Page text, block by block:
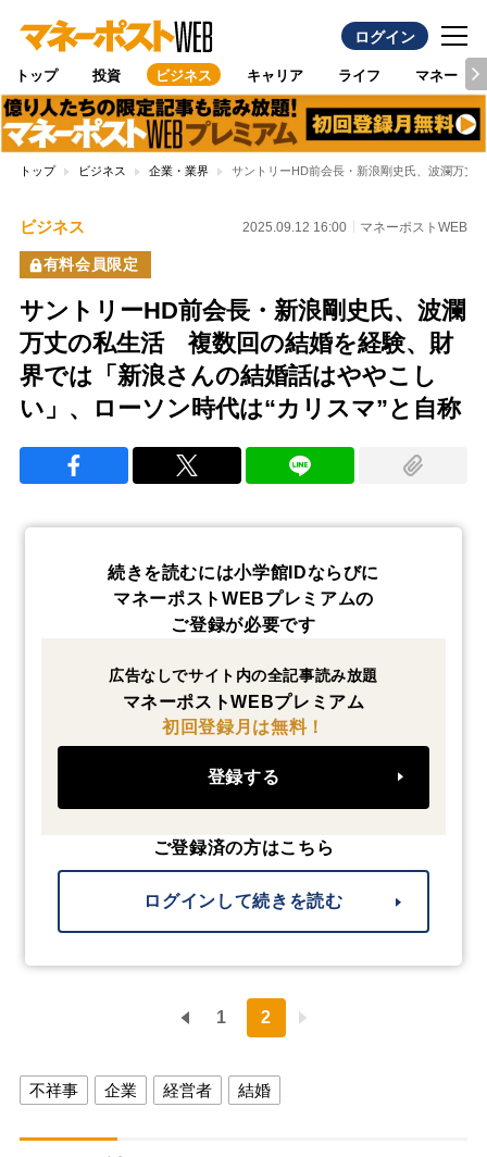
ログイン
トップ 投資 ビジネス キャリア ライフ マネー
トップ ビジネス 企業・業界 サントリーHD前会長・新浪剛史氏、波瀾万丈
ビジネス 2025.09.12 16:00 マネーポストWEB
有料会員限定
サントリーHD前会長・新浪剛史氏、波瀾
万丈の私生活 複数回の結婚を経験、財
界では「新浪さんの結婚話はややこし
い」、ローソン時代は“カリスマ”と自称
続きを読むには小学館IDならびに
マネーポストWEBプレミアムの
ご登録が必要です
広告なしでサイト内の全記事読み放題
マネーポストWEBプレミアム
初回登録月は無料！
登録する
ご登録済の方はこちら
ログインして続きを読む
1 2
不祥事 企業 経営者 結婚